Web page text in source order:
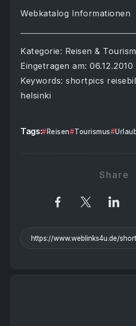
Webkatalog Informationen
Kategorie: Reisen &
Eingetragen am: 06.12.2010
Keywords: shortpics
helsinki
Tags: Reisen Tourismus
Share